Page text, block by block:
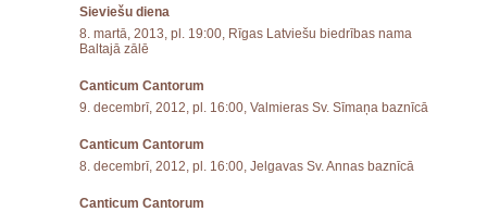
Sieviešu diena
8. martā, 2013, pl. 19:00, Rīgas Latviešu biedrības nama
Baltajā zālē
Canticum Cantorum
9. decembrī, 2012, pl. 16:00, Valmieras Sv. Sīmaņa baznīcā
Canticum Cantorum
8. decembrī, 2012, pl. 16:00, Jelgavas Sv. Annas baznīcā
Canticum Cantorum